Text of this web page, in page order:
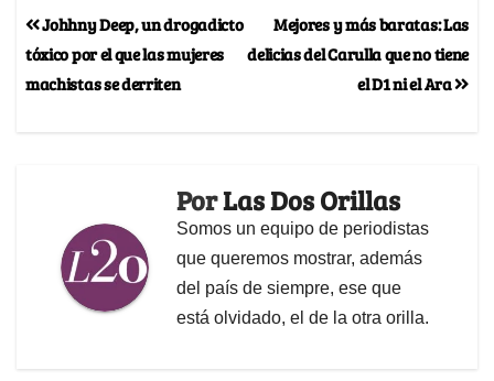
Mejores y más baratas: Las
delicias del Carulla que no tiene
el D1 ni el Ara
Johhny Deep, un drogadicto
tóxico por el que las mujeres
machistas se derriten
PorLas Dos Orillas
Somos un equipo de periodistas
que queremos mostrar, además
del país de siempre, ese que
está olvidado, el de la otra orilla.